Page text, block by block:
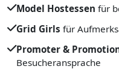
Model Hostessen für
Grid Girls für
Promoter &
Besucheransprache